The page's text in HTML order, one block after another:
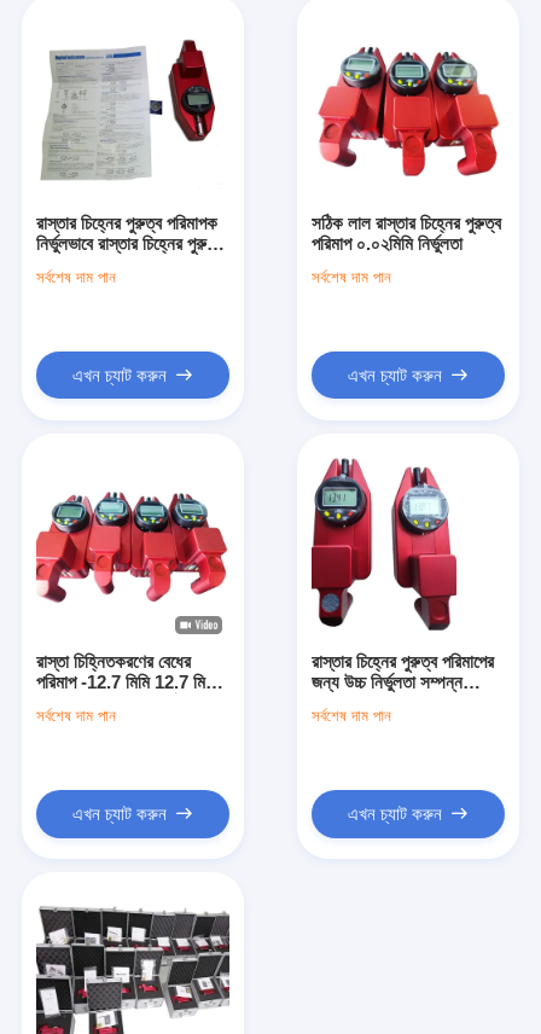
ভিআর শো
আমাদের সম্বন্ধে
খবর
পুনরুদ্ধারকারী মিটার
ফুটপাথ চিহ্নিত retroreflectometer
রাস্তার চিহ্নের পুরুত্ব পরিমাপক
নির্ভুলভাবে রাস্তার চিহ্নের পুরুত্ব
অনুপাত ০.০১ মিমি এবং নির্ভুলতা
সর্বশেষ দাম পান
এখন চ্যাট করুন
সঠিক লাল রাস্তার চিহ্নের পুরুত্ব
পরিমাপ ০.০২মিমি নির্ভুলতা
সর্বশেষ দাম পান
এখন চ্যাট করুন
রাস্তা চিহ্নিতকরণের বেধের
পরিমাপ -12.7 মিমি 12.7 মিমি
পরিমাপের জন্য 0.02 মিমি
সর্বশেষ দাম পান
এখন চ্যাট করুন
রাস্তার চিহ্নের পুরুত্ব পরিমাপের
জন্য উচ্চ নির্ভুলতা সম্পন্ন
অনুপাত ০.০১ মিমি
সর্বশেষ দাম পান
এখন চ্যাট করুন